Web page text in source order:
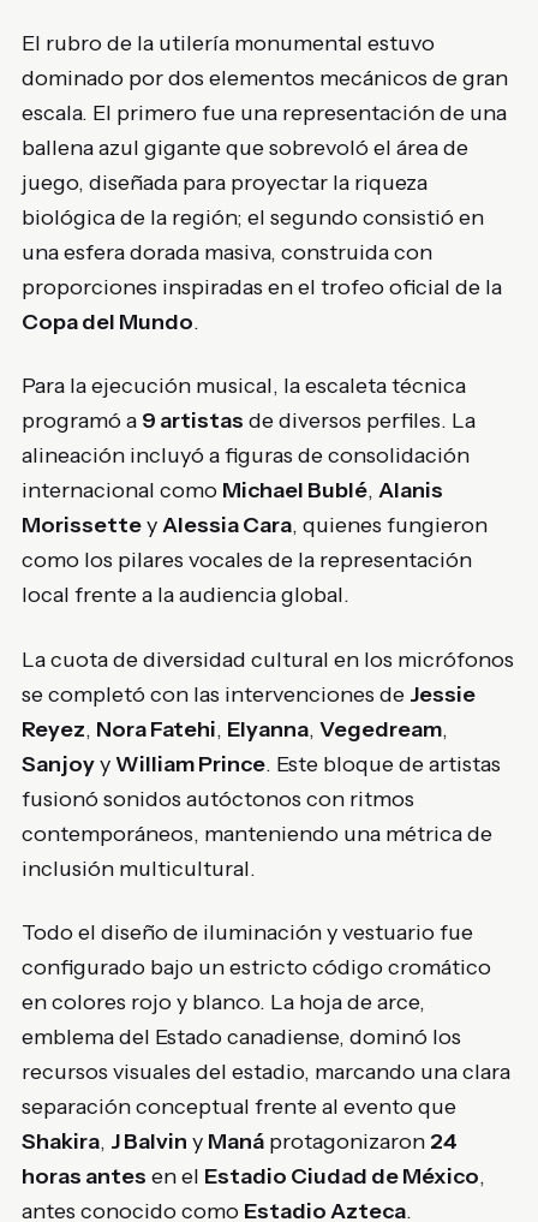
El rubro de la utilería monumental estuvo
dominado por dos elementos mecánicos de gran
escala. El primero fue una representación de una
ballena azul gigante que sobrevoló el área de
juego, diseñada para proyectar la riqueza
biológica de la región; el segundo consistió en
una esfera dorada masiva, construida con
proporciones inspiradas en el trofeo oficial de la
Copa del Mundo.
Para la ejecución musical, la escaleta técnica
programó a 9 artistas de diversos perfiles. La
alineación incluyó a figuras de consolidación
internacional como Michael Bublé, Alanis
MorissetteyAlessia Cara, quienes fungieron
como los pilares vocales de la representación
local frente a la audiencia global.
La cuota de diversidad cultural en los micrófonos
se completó con las intervenciones de Jessie
Reyez, Nora Fatehi, Elyanna, Vegedream,
SanjoyyWilliam Prince. Este bloque de artistas
fusionó sonidos autóctonos con ritmos
contemporáneos, manteniendo una métrica de
inclusión multicultural.
Todo el diseño de iluminación y vestuario fue
configurado bajo un estricto código cromático
en colores rojo y blanco. La hoja de arce,
emblema del Estado canadiense, dominó los
recursos visuales del estadio, marcando una clara
separación conceptual frente al evento que
Shakira, J Balvin y Maná protagonizaron 24
horas antes en el Estadio Ciudad de México,
antes conocido como Estadio Azteca.